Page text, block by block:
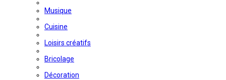
Musique
Cuisine
Loisirs créatifs
Bricolage
Décoration